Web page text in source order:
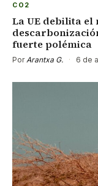
CO2
La UE debilita
fuerte polémica
Por Arantxa G. · 6 de